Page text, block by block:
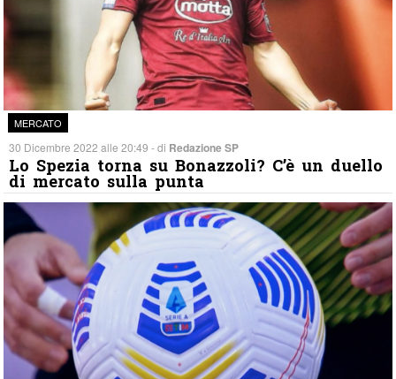
MERCATO
30 Dicembre 2022 alle 20:49 - di Redazione SP
Lo Spezia torna su Bonazzoli? C’è un duello
di mercato sulla punta